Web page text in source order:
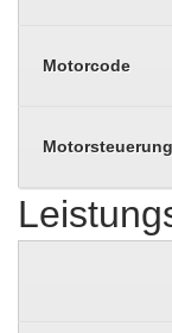
Motorcode
Motorsteuerung